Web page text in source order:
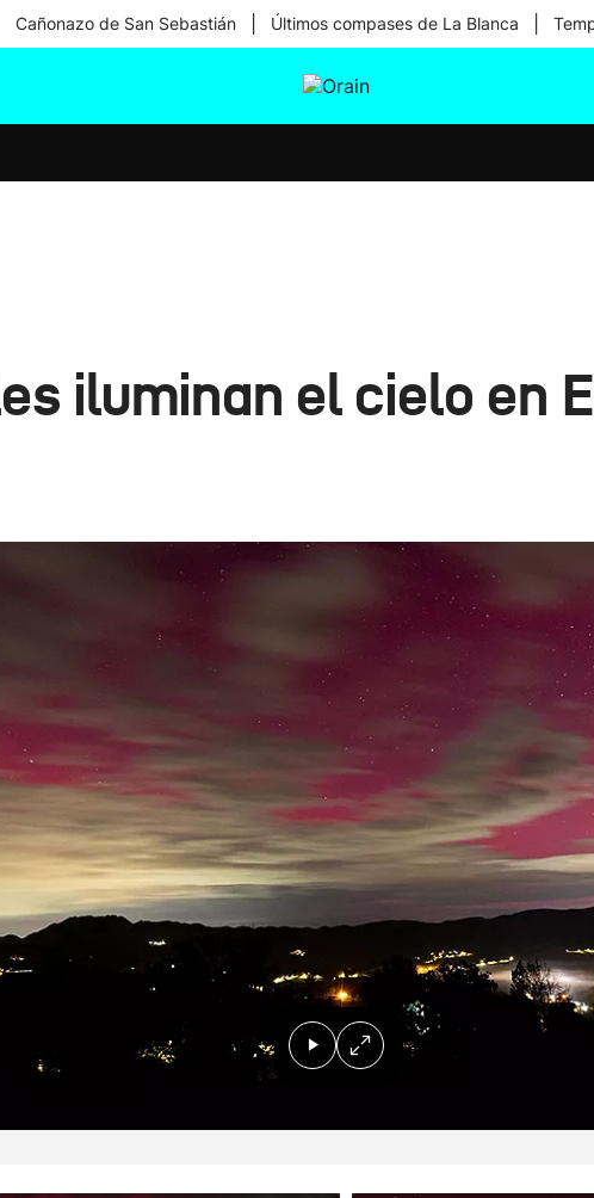
Cañonazo de San Sebastián Últimos compases de La Blanca
iluminan el cielo en